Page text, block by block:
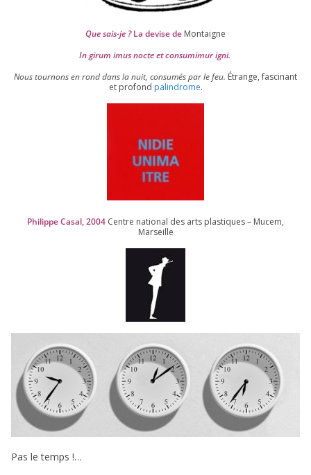
Que sais-je ?La devise de Montaigne
In girum imus nocte et consu­mi­mur igni.
Nous tour­nons en rond dans la nuit, consu­més par le feu. Étrange, fas­ci­nant
et pro­fond palin­drome.
Philippe Casal,2004 Centre natio­nal des arts plas­tiques – Mucem,
Marseille
Pas le temps !…